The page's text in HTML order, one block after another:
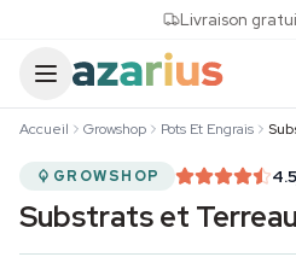
Livraison
Accueil Growshop Pots Et Engrais
GROWSHOP 4.5
Substrats et Terreau